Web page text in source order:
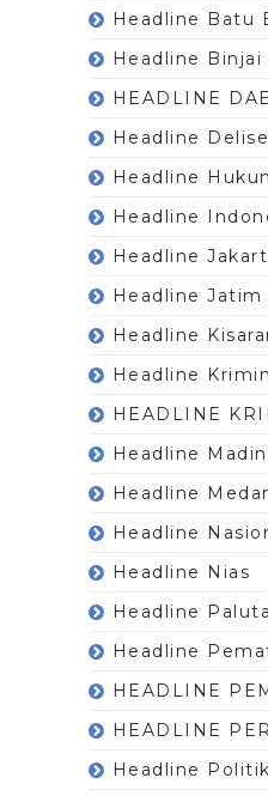
Headline Batu
Headline Binjai
HEADLINE
Headline
Headline
Headline
Headline
Headline Jatim
Headline
Headline
HEADLINE
Headline
Headline
Headline
Headline Nias
Headline Paluta
Headline
HEADLINE
HEADLINE
Headline Politik